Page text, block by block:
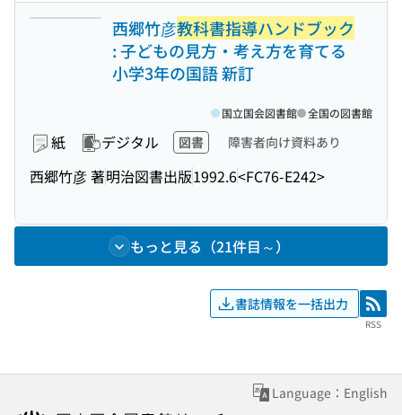
西郷竹彦教科書指導ハンドブック
: 子どもの見方・考え方を育てる
小学3年の国語 新訂
紙 デジタル 図書 障害者向け資料あり
西郷竹彦 著明治図書出版1992.6<FC76-E242>
国立国会図書館 全国の図書館
もっと見る（21件目～）
書誌情報を一括出力 RSS
RSS
Language：English